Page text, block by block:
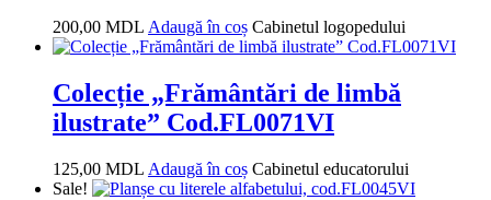
200,00 MDL Adaugă în coș Cabinetul logopedului
Colecție „Frământări de limbă
ilustrate” Cod.FL0071VI
125,00 MDL Adaugă în coș Cabinetul educatorului
Sale!